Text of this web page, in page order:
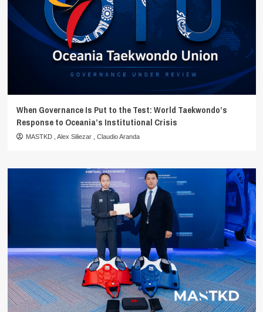
When Governance Is Put to the Test: World Taekwondo’s
Response to Oceania’s Institutional Crisis
MASTKD Alex Siliezar Claudio Aranda